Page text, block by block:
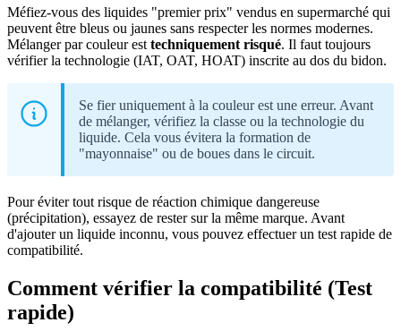
Méfiez-vous des liquides "premier prix" vendus en supermarché qui
peuvent être bleus ou jaunes sans respecter les normes modernes.
Mélanger par couleur est techniquement risqué. Il faut toujours
vérifier la technologie (IAT, OAT, HOAT) inscrite au dos du bidon.
Se fier uniquement à la couleur est une erreur. Avant
de mélanger, vérifiez la classe ou la technologie du
liquide. Cela vous évitera la formation de
"mayonnaise" ou de boues dans le circuit.
Pour éviter tout risque de réaction chimique dangereuse
(précipitation), essayez de rester sur la même marque. Avant
d'ajouter un liquide inconnu, vous pouvez effectuer un test rapide de
compatibilité.
Comment vérifier la compatibilité (Test
rapide)